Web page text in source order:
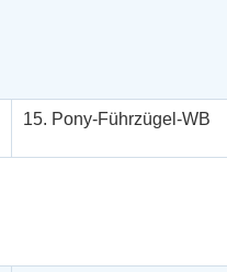
15. Pony-Führzügel-WB